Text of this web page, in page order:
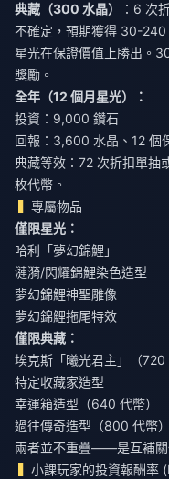
典藏（300 水晶）
：6 次
不確定，預期獲得 30-240
星光在保證價值上勝出。
獎勵。
全年（12 個月星光）：
投資：9,000 鑽石
回報：3,600 水晶、12 個
典藏等效：72 次折扣單
枚代幣。
專屬物品
僅限星光：
哈利「夢幻錦鯉」
漣漪/閃耀錦鯉染色造型
夢幻錦鯉神聖雕像
夢幻錦鯉拖尾特效
僅限典藏：
埃克斯「曦光君主」（720
特定收藏家造型
幸運箱造型（640 代幣）
過往傳奇造型（800 代幣）
兩者並不重疊——是互補關
小課玩家的投資報酬率